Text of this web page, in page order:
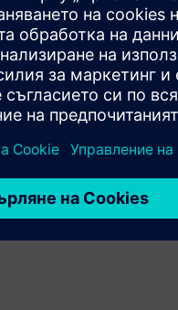
на продукта на Siemens